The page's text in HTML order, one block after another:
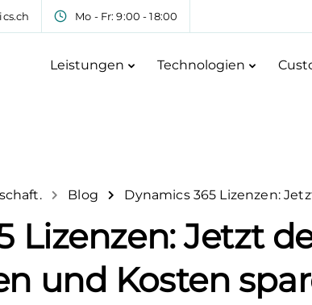
Mo - Fr: 9:00 - 18:00
Leistungen Technologien
Blog Dynamics 365 Lizenzen:
Lizenzen: Jetzt
und Kosten